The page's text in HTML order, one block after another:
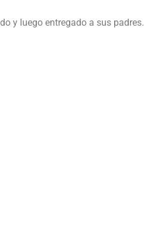
y luego entregado a sus padres.